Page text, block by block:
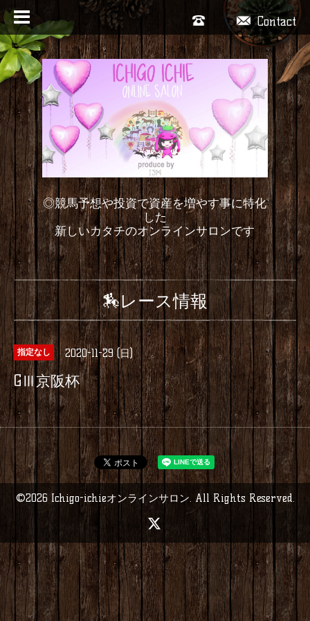
Contact
◎競馬予想や投資で資産を増やす事に特化
した
新しいカタチのオンラインサロンです
🏇レース情報
指定なし 2020-11-29 (日)
GⅢ京阪杯
©2026 Ichigo-ichieオンラインサロン . All Rights Reserved.